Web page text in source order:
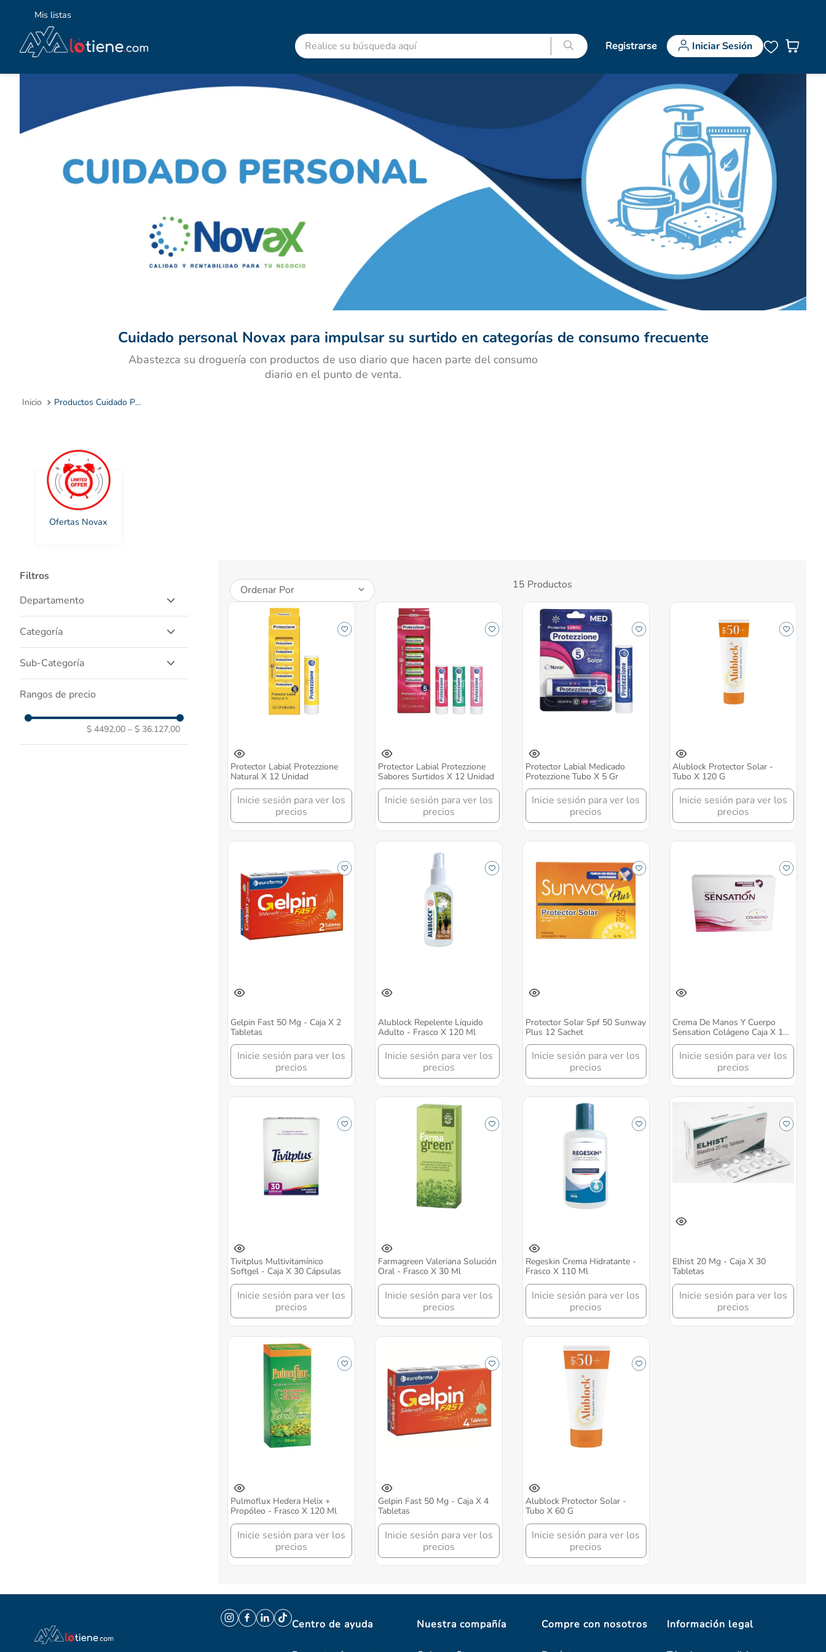
Mis listas
Realice su búsqueda aquí
Registrarse Iniciar Sesión
Cuidado personal Novax para impulsar su surtido en categorías de consumo frecuente
Abastezca su droguería con productos de uso diario que hacen parte del consumo
diario en el punto de venta.
Productos Cuidado Personal Novax
Ofertas Novax
Filtros
Departamento
Cuidado Personal
Nutricion Y Alimentos
Categoría
Medicamentos Genericos
Cuidado Piel Y Corporal
Vitaminas
Cuidado Facial
Sub-Categoría
Protectores Labiales
Bloqueadores Y Bronceadores
Vitaminas Y Otros Minerales
Repelentes
Rangos de precio
$ 4492,00 – $ 36.127,00
Ordenar Por 15 Productos
Protector Labial Protezzione
Natural X 12 Unidad
Inicie sesión para ver los
precios
Protector Labial Protezzione
Sabores Surtidos X 12 Unidad
Inicie sesión para ver los
precios
Protector Labial Medicado
Protezzione Tubo X 5 Gr
Inicie sesión para ver los
precios
Alublock Protector Solar -
Tubo X 120 G
Inicie sesión para ver los
precios
Gelpin Fast 50 Mg - Caja X 2
Tabletas
Inicie sesión para ver los
precios
Alublock Repelente Líquido
Adulto - Frasco X 120 Ml
Inicie sesión para ver los
precios
Protector Solar Spf 50 Sunway
Plus 12 Sachet
Inicie sesión para ver los
precios
Crema De Manos Y Cuerpo
Sensation Colágeno Caja X 12
Sachets Protezzione
Inicie sesión para ver los
precios
Tivitplus Multivitamínico
Softgel - Caja X 30 Cápsulas
Inicie sesión para ver los
precios
Farmagreen Valeriana Solución
Oral - Frasco X 30 Ml
Inicie sesión para ver los
precios
Regeskin Crema Hidratante -
Frasco X 110 Ml
Inicie sesión para ver los
precios
Elhist 20 Mg - Caja X 30
Tabletas
Inicie sesión para ver los
precios
Pulmoflux Hedera Helix +
Propóleo - Frasco X 120 Ml
Inicie sesión para ver los
precios
Gelpin Fast 50 Mg - Caja X 4
Tabletas
Inicie sesión para ver los
precios
Alublock Protector Solar -
Tubo X 60 G
Inicie sesión para ver los
precios
Centro de ayuda Nuestra compañía Compre con nosotros Información legal
1.
advitabs
.
shampoo
dolex
8.
desodorante
9.
clotrimazol